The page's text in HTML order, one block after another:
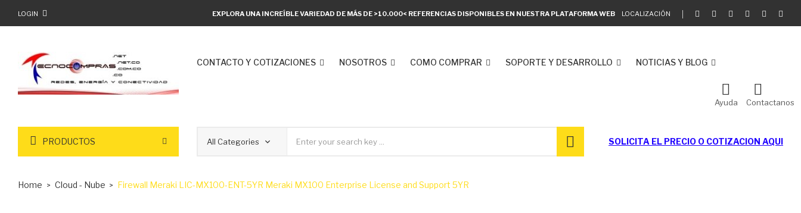
EXPLORA UNA INCREÍBLE VARIEDAD DE MÁS DE >10.000< REFERENCIAS DISPONIBLES EN NUESTRA PLATAFORMA WEB LOCALIZACIÓN
LOGIN
CONTACTO Y COTIZACIONES NOSOTROS COMO COMPRAR SOPORTE Y DESARROLLO NOTICIAS Y BLOG
Ayuda Contactanos
PRODUCTOS SOLICITA EL PRECIO O COTIZACION AQUI
Home Cloud - Nube Firewall Meraki LIC-MX100-ENT-5YR Meraki MX100 Enterprise License and Support 5YR